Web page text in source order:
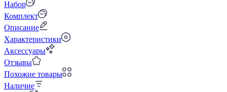
Набор
Комплект
Описание
Характеристики
Аксессуары
Отзывы
Похожие товары
Наличие